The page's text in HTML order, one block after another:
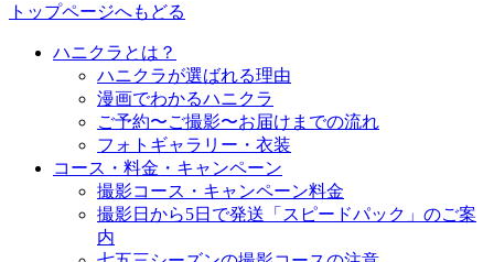
トップページへもどる
ハニクラとは？
ハニクラが選ばれる理由
漫画でわかるハニクラ
ご予約〜ご撮影〜お届けまでの流れ
フォトギャラリー・衣装
コース・料金・キャンペーン
撮影コース・キャンペーン料金
撮影日から5日で発送「スピードパック」のご案
内